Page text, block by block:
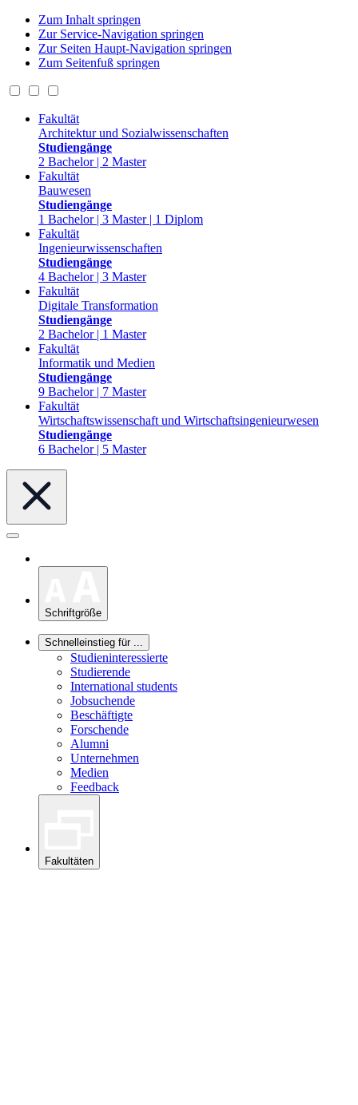
Zum Inhalt springen
Zur Service-Navigation springen
Zur Seiten Haupt-Navigation springen
Zum Seitenfuß springen
Fakultät
Architektur und Sozialwissenschaften
Studiengänge
2 Bachelor | 2 Master
Fakultät
Bauwesen
Studiengänge
1 Bachelor | 3 Master | 1 Diplom
Fakultät
Ingenieurwissenschaften
Studiengänge
4 Bachelor | 3 Master
Fakultät
Digitale Transformation
Studiengänge
2 Bachelor | 1 Master
Fakultät
Informatik und Medien
Studiengänge
9 Bachelor | 7 Master
Fakultät
Wirtschaftswissenschaft und Wirtschaftsingenieurwesen
Studiengänge
6 Bachelor | 5 Master
Schriftgröße
Schnelleinstieg für ...
Studieninteressierte
Studierende
International students
Jobsuchende
Beschäftigte
Forschende
Alumni
Unternehmen
Medien
Feedback
Fakultäten